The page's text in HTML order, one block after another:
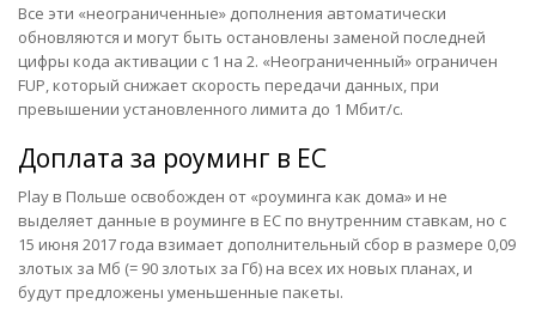
Все эти «неограниченные» дополнения автоматически
обновляются и могут быть остановлены заменой последней
цифры кода активации с 1 на 2. «Неограниченный» ограничен
FUP, который снижает скорость передачи данных, при
превышении установленного лимита до 1 Мбит/с.
Доплата за роуминг в ЕС
Play в Польше освобожден от «роуминга как дома» и не
выделяет данные в роуминге в ЕС по внутренним ставкам, но с
15 июня 2017 года взимает дополнительный сбор в размере 0,09
злотых за Мб (= 90 злотых за Гб) на всех их новых планах, и
будут предложены уменьшенные пакеты.